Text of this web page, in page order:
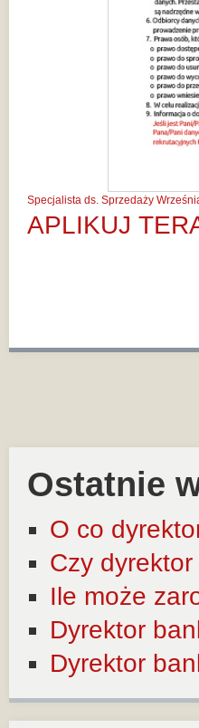
Specjalista ds. Sprzedaży
APLIKUJ
Ostatnie
O co
Czy
Ile może
Dyrektor
Dyrektor